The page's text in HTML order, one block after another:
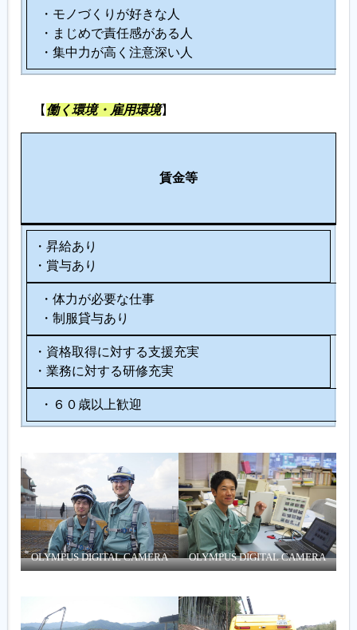
・モノづくりが好きな人
・まじめで責任感がある人
・集中力が高く注意深い人
【 働く環境・雇用環境】
賃金等
・昇給あり
・賞与あり
・体力が必要な仕事
・制服貸与あり
・資格取得に対する支援充実
・業務に対する研修充実
・６０歳以上歓迎
OLYMPUS DIGITAL CAMERA OLYMPUS DIGITAL CAMERA